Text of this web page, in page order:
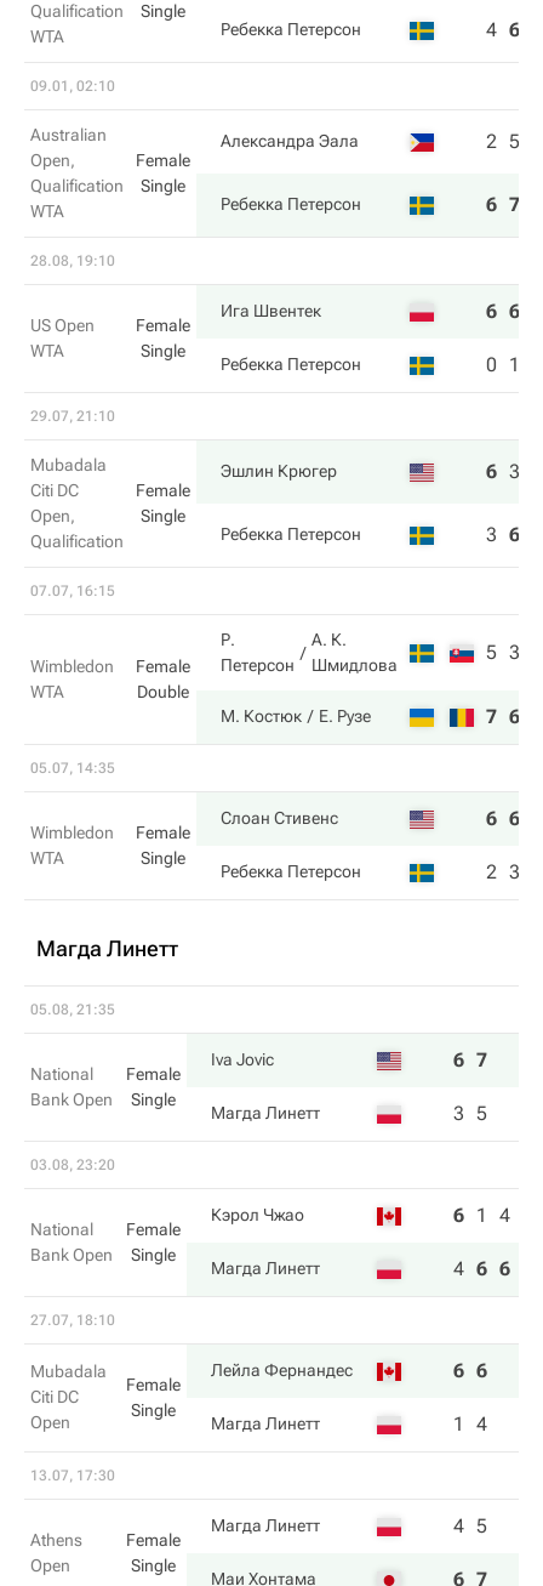
Qualification
WTA
Single
Ребекка Петерсон 4 6
09.01, 02:10
Australian
Open,
Qualification
WTA
Female
Single
Александра Эала 2 5
Ребекка Петерсон 6 7
28.08, 19:10
US Open
WTA
Female
Single
Ига Швентек 6 6
Ребекка Петерсон 0 1
29.07, 21:10
Mubadala
Citi DC
Open,
Qualification
Female
Single
Эшлин Крюгер 6 3
Ребекка Петерсон 3 6
07.07, 16:15
Wimbledon
WTA
Female
Double
Р.
Петерсон
А. К.
Шмидлова
5 3
М. Костюк Е. Рузе 7 6
05.07, 14:35
Wimbledon
WTA
Female
Single
Слоан Стивенс 6 6
Ребекка Петерсон 2 3
Магда Линетт
05.08, 21:35
National
Bank Open
Female
Single
Iva Jovic 6 7
Магда Линетт 3 5
03.08, 23:20
National
Bank Open
Female
Single
Кэрол Чжао 6 1 4
Магда Линетт 4 6 6
27.07, 18:10
Mubadala
Citi DC
Open
Female
Single
Лейла Фернандес 6 6
Магда Линетт 1 4
13.07, 17:30
Athens
Open
Female
Single
Магда Линетт 4 5
Маи Хонтама 6 7